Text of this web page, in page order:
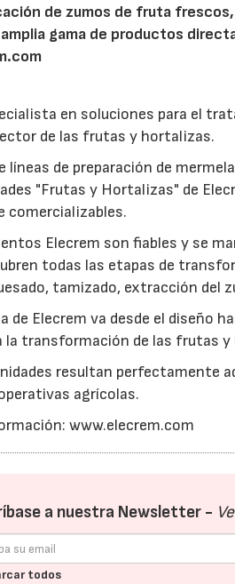
de zumos de fruta
gama de productos
en soluciones para el
de las frutas y hortalizas.
líneas de preparación de
"Frutas y Hortalizas" de
comercializables.
Elecrem son fiables y se
todas las etapas de
tamizado, extracción del
de Elecrem va desde el
la transformación de las frutas
resultan perfectamente
agrícolas.
www.elecrem.com
a nuestra Newsletter -
todos